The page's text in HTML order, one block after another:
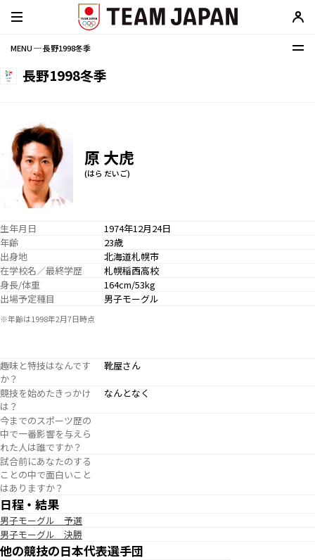
MENU ─ 長野1998冬季
長野1998冬季
原 大虎
(はら だいご)
生年月日
1974年12月24日
年齢
23歳
出身地
北海道札幌市
在学校名／最終学歴
札幌稲西高校
身長/体重
164cm/53kg
出場予定種目
男子モーグル
※年齢は1998年2月7日時点
趣味と特技はなんです
か？
靴屋さん
競技を始めたきっかけ
は？
なんとなく
今までのスポーツ歴の
中で一番影響を与えら
れた人は誰ですか？
試合前にあなたのする
ことの中で面白いこと
はありますか？
日程・結果
男子モーグル 予選
男子モーグル 決勝
他の競技の日本代表選手団